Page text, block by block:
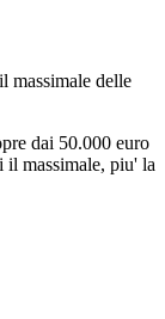
massimale delle
dai 50.000 euro
massimale, piu' la